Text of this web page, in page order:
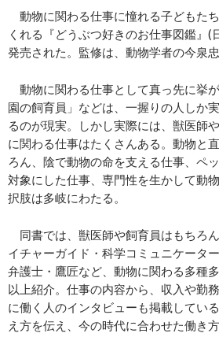
動物に関わる仕事に憧れる子どもた
くれる『どうぶつ好きのお仕事図鑑』(
発売された。監修は、動物学者の今泉忠
動物に関わる仕事として真っ先に挙
園の飼育員」などは、一握りの人しか
るのが現実。しかし実際には、獣医師
に関わる仕事はたくさんある。動物と
ろん、陰で動物の命を支える仕事、ペ
対象にした仕事、専門性を生かして動
択肢は多岐にわたる。
同書では、獣医師や飼育員はもちろ
イチャーガイド・科学コミュニケータ
弁護士・鷹匠など、動物に関わる多種
以上紹介。仕事の内容から、収入や勤
に働く人のインタビューも掲載してい
え方を伝え、今の時代に合わせた働き